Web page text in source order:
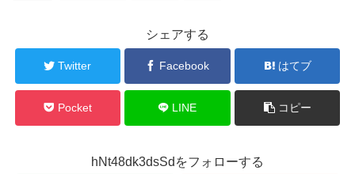
シェアする
Twitter Facebook はてブ
Pocket LINE コピー
hNt48dk3dsSdをフォローする